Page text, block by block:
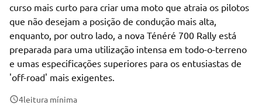
curso mais curto para criar uma moto que atraia os pilotos
que não desejam a posição de condução mais alta,
enquanto, por outro lado, a nova Ténéré 700 Rally está
preparada para uma utilização intensa em todo-o-terreno
e umas especificações superiores para os entusiastas de
'off-road' mais exigentes.
4leitura mínima